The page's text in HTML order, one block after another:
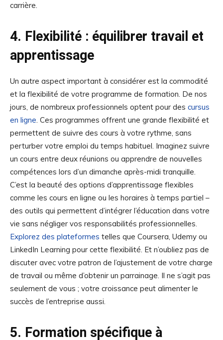
carrière.
4. Flexibilité : équilibrer travail et
apprentissage
Un autre aspect important à considérer est la commodité
et la flexibilité de votre programme de formation. De nos
jours, de nombreux professionnels optent pour des cursus
en ligne. Ces programmes offrent une grande flexibilité et
permettent de suivre des cours à votre rythme, sans
perturber votre emploi du temps habituel. Imaginez suivre
un cours entre deux réunions ou apprendre de nouvelles
compétences lors d’un dimanche après-midi tranquille.
C’est la beauté des options d’apprentissage flexibles
comme les cours en ligne ou les horaires à temps partiel –
des outils qui permettent d’intégrer l’éducation dans votre
vie sans négliger vos responsabilités professionnelles.
Explorez des plateformes telles que Coursera, Udemy ou
LinkedIn Learning pour cette flexibilité. Et n’oubliez pas de
discuter avec votre patron de l’ajustement de votre charge
de travail ou même d’obtenir un parrainage. Il ne s’agit pas
seulement de vous ; votre croissance peut alimenter le
succès de l’entreprise aussi.
5. Formation spécifique à